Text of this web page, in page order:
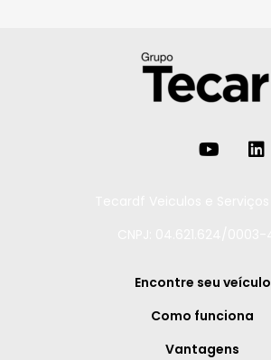
Encontre seu veículo
Como funciona
Vantagens